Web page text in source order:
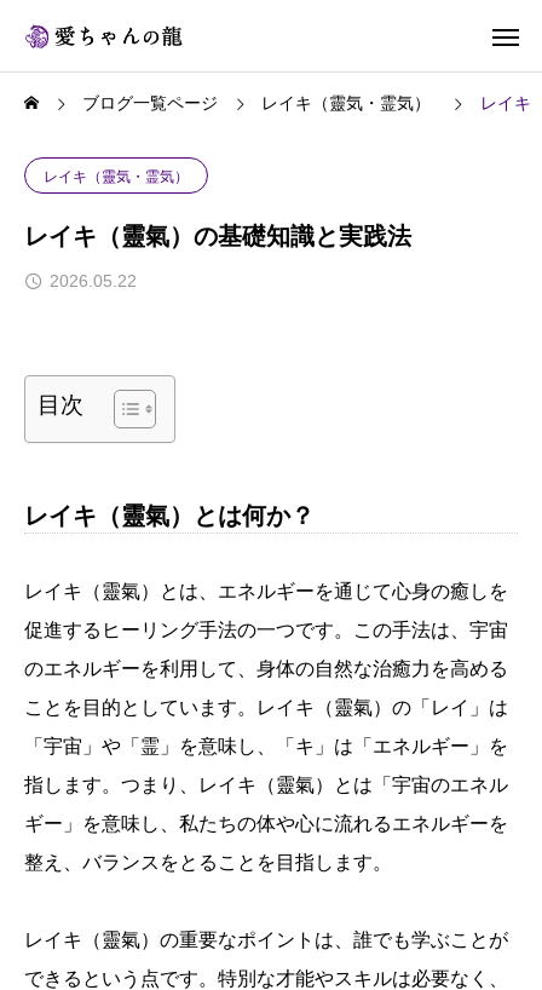
ブログ一覧ページ レイキ（靈気・霊気） レイキ
レイキ（靈気・霊気）
レイキ（靈氣）の基礎知識と実践法
2026.05.22
目次
レイキ（靈氣）とは何か？
レイキ（靈氣）とは、エネルギーを通じて心身の癒しを
促進するヒーリング手法の一つです。この手法は、宇宙
のエネルギーを利用して、身体の自然な治癒力を高める
ことを目的としています。レイキ（靈氣）の「レイ」は
「宇宙」や「霊」を意味し、「キ」は「エネルギー」を
指します。つまり、レイキ（靈氣）とは「宇宙のエネル
ギー」を意味し、私たちの体や心に流れるエネルギーを
整え、バランスをとることを目指します。
レイキ（靈氣）の重要なポイントは、誰でも学ぶことが
できるという点です。特別な才能やスキルは必要なく、